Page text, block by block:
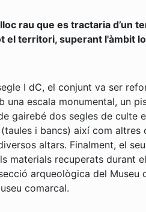
rau que es tractaria d’un
el territori, superant l'àmbit
I dC, el conjunt va ser
una escala monumental, un
gairebé dos segles de culte
i bancs) així com altres
altars. Finalment, el
materials recuperats durant
arqueològica del Museu
comarcal.